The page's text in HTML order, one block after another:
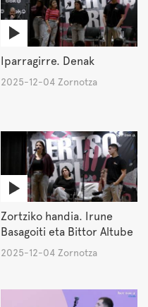
Iparragirre. Denak
2025-12-04 Zornotza
Zortziko handia. Irune
Basagoiti eta Bittor Altube
2025-12-04 Zornotza